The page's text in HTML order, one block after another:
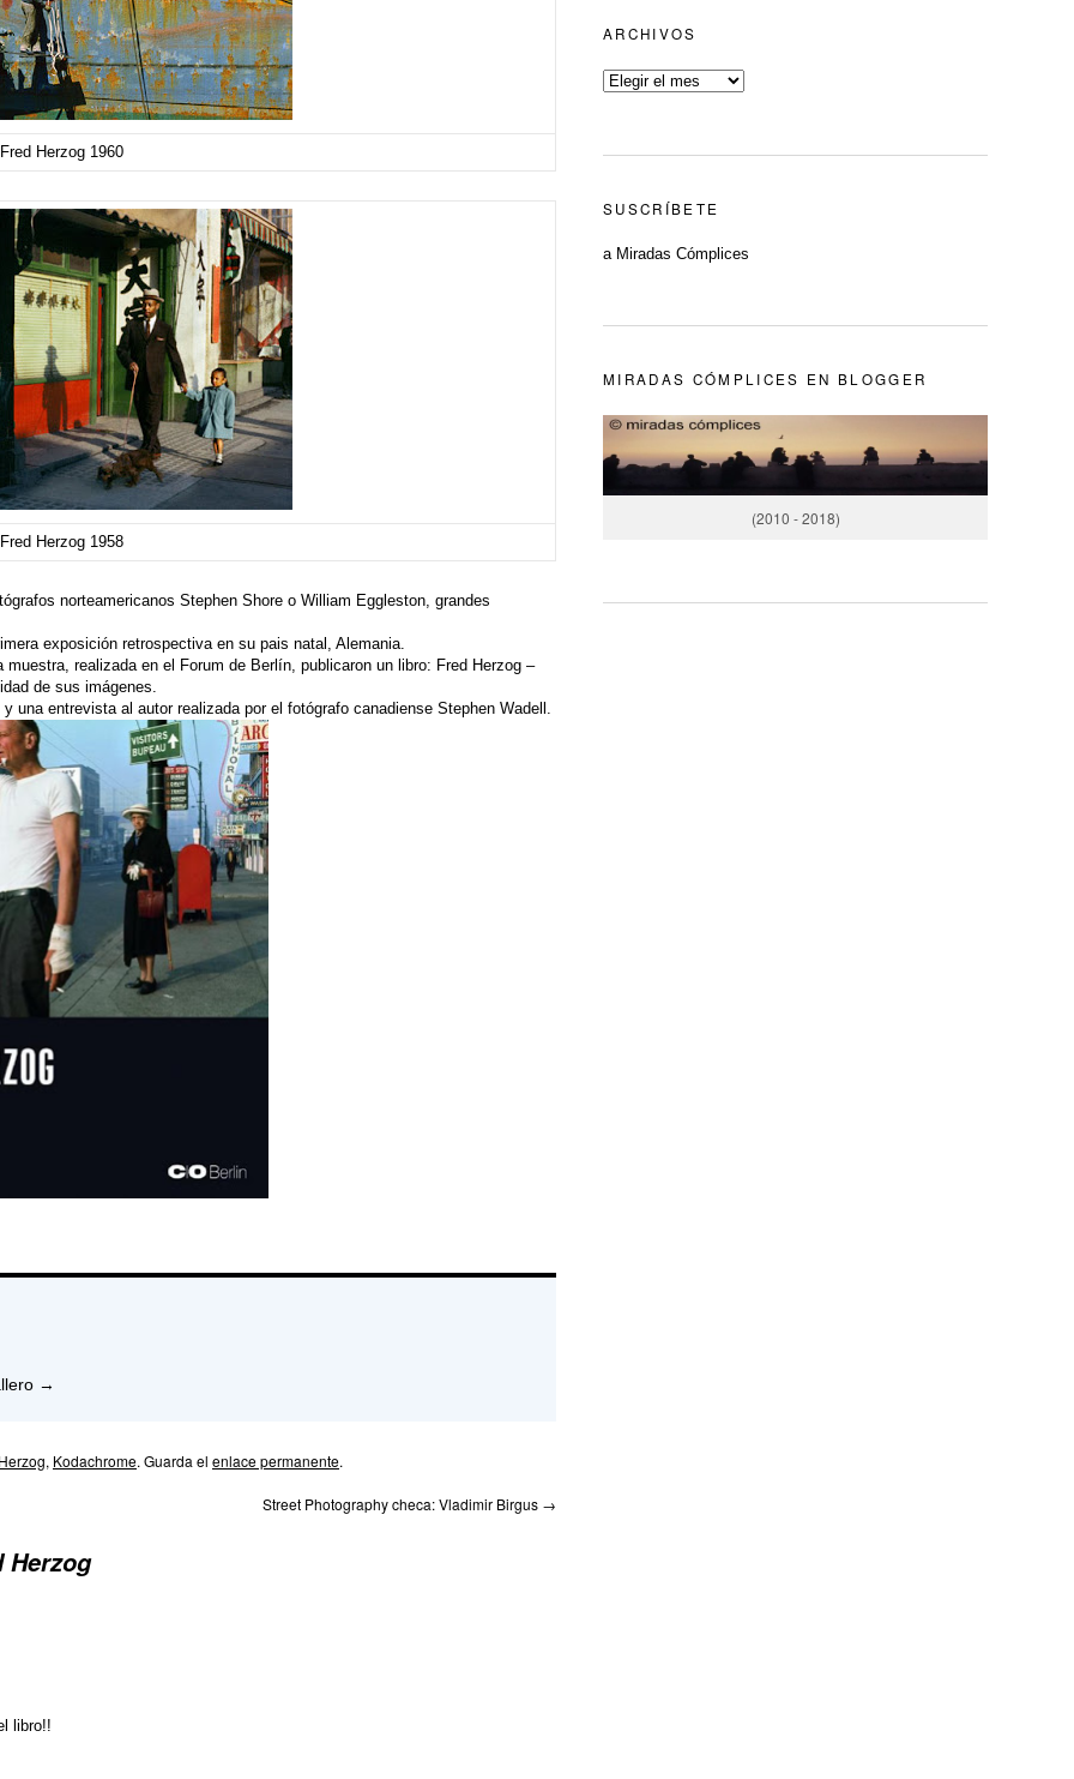
Herzog 1960
Herzog 1958
norteamericanos Stephen Shore o William Eggleston, grandes
exposición retrospectiva en su pais natal, Alemania.
realizada en el Forum de Berlín, publicaron un libro: Fred Herzog –
de sus imágenes.
una entrevista al autor realizada por el fotógrafo canadiense Stephen Wadell .
→
, Kodachrome. Guarda el enlace permanente.
Street Photography checa: Vladimir Birgus →
Herzog
libro!!
ARCHIVOS
SUSCRÍBETE
a Miradas Cómplices
MIRADAS CÓMPLICES EN BLOGGER
(2010 - 2018)